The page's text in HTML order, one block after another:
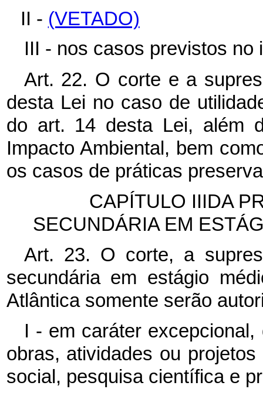
II - (VETADO)
III - nos casos previstos no
Art. 22. O corte e a
desta Lei no caso de
do art. 14 desta Lei, além
Impacto Ambiental, bem
os casos de práticas
CAPÍTULO IIIDA
SECUNDÁRIA EM
Art. 23. O corte, a
secundária em estágio
Atlântica somente serão
I - em caráter
obras, atividades ou
social, pesquisa científica e